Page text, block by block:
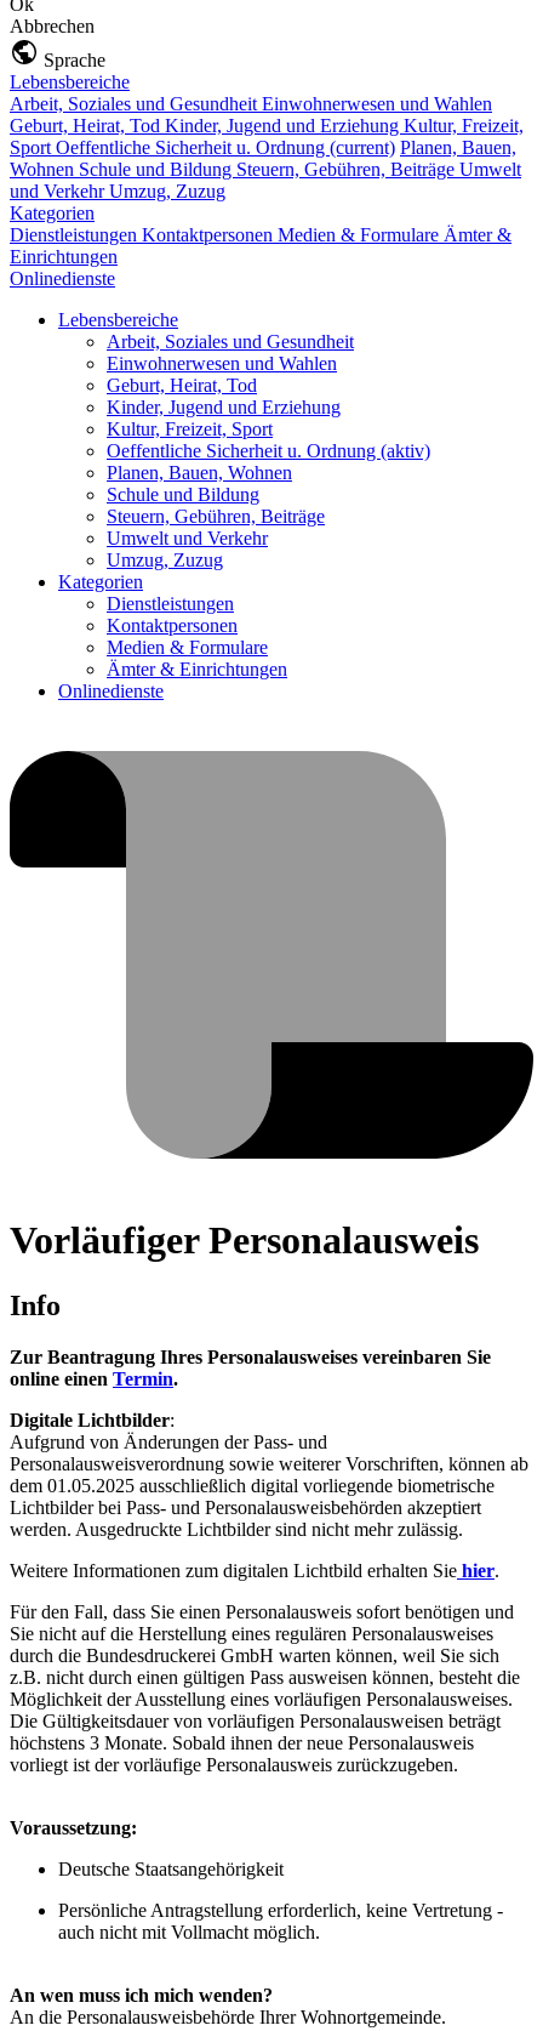
Ok
Abbrechen
Sprache
Lebensbereiche
Arbeit, Soziales und Gesundheit Einwohnerwesen und Wahlen
Geburt, Heirat, Tod Kinder, Jugend und Erziehung Kultur, Freizeit,
Sport Oeffentliche Sicherheit u. Ordnung (current) Planen, Bauen,
Wohnen Schule und Bildung Steuern, Gebühren, Beiträge Umwelt
und VerkehrUmzug, Zuzug
Kategorien
Dienstleistungen Kontaktpersonen Medien & Formulare Ämter &
Einrichtungen
Onlinedienste
Lebensbereiche
Arbeit, Soziales und Gesundheit
Einwohnerwesen und Wahlen
Geburt, Heirat, Tod
Kinder, Jugend und Erziehung
Kultur, Freizeit, Sport
Oeffentliche Sicherheit u. Ordnung (aktiv)
Planen, Bauen, Wohnen
Schule und Bildung
Steuern, Gebühren, Beiträge
Umwelt und Verkehr
Umzug, Zuzug
Kategorien
Dienstleistungen
Kontaktpersonen
Medien & Formulare
Ämter & Einrichtungen
Onlinedienste
Vorläufiger Personalausweis
Info
Zur Beantragung Ihres Personalausweises vereinbaren Sie
online einen Termin.
Digitale Lichtbilder:
Aufgrund von Änderungen der Pass- und
Personalausweisverordnung sowie weiterer Vorschriften, können ab
dem 01.05.2025 ausschließlich digital vorliegende biometrische
Lichtbilder bei Pass- und Personalausweisbehörden akzeptiert
werden. Ausgedruckte Lichtbilder sind nicht mehr zulässig.
Weitere Informationen zum digitalen Lichtbild erhalten Sie hier.
Für den Fall, dass Sie einen Personalausweis sofort benötigen und
Sie nicht auf die Herstellung eines regulären Personalausweises
durch die Bundesdruckerei GmbH warten können, weil Sie sich
z.B. nicht durch einen gültigen Pass ausweisen können, besteht die
Möglichkeit der Ausstellung eines vorläufigen Personalausweises.
Die Gültigkeitsdauer von vorläufigen Personalausweisen beträgt
höchstens 3 Monate. Sobald ihnen der neue Personalausweis
vorliegt ist der vorläufige Personalausweis zurückzugeben.
Voraussetzung:
Deutsche Staatsangehörigkeit
Persönliche Antragstellung erforderlich, keine Vertretung -
auch nicht mit Vollmacht möglich.
An wen muss ich mich wenden?
An die Personalausweisbehörde Ihrer Wohnortgemeinde.